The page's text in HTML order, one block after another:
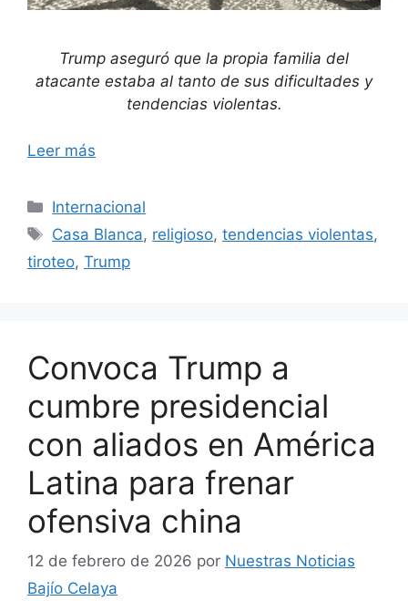
Trump aseguró que la propia familia del
atacante estaba al tanto de sus dificultades y
tendencias violentas.
Leer más
Categorías
Internacional
Etiquetas
Casa Blanca, religioso,tendencias violentas,
tiroteo, Trump
Convoca Trump a
cumbre presidencial
con aliados en América
Latina para frenar
ofensiva china
12 de febrero de 2026 por Nuestras Noticias
Bajío Celaya